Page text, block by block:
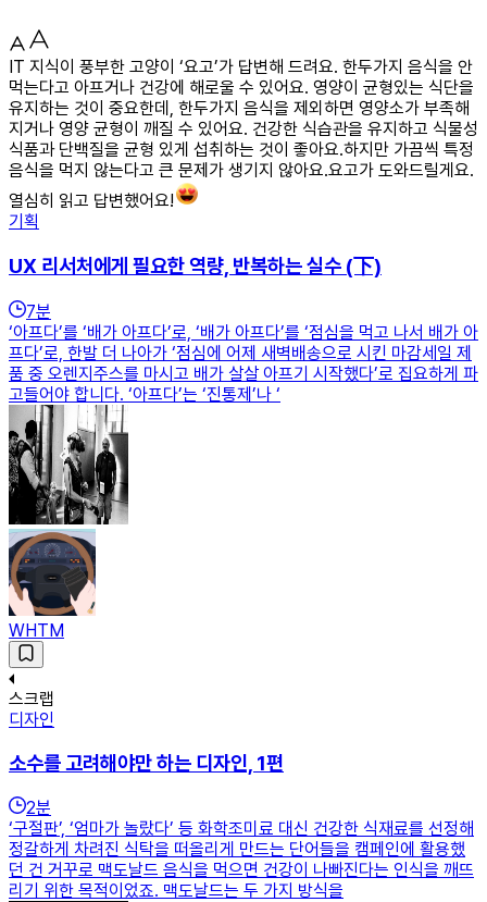
IT 지식이 풍부한 고양이 ‘요고’가 답변해 드려요. 한두가지 음식을 안
먹는다고 아프거나 건강에 해로울 수 있어요. 영양이 균형있는 식단을
유지하는 것이 중요한데, 한두가지 음식을 제외하면 영양소가 부족해
지거나 영양 균형이 깨질 수 있어요. 건강한 식습관을 유지하고 식물성
식품과 단백질을 균형 있게 섭취하는 것이 좋아요.하지만 가끔씩 특정
음식을 먹지 않는다고 큰 문제가 생기지 않아요.요고가 도와드릴게요.
열심히 읽고 답변했어요!
기획
UX 리서처에게 필요한 역량, 반복하는 실수 (下)
7분
‘아프다’를 ‘배가 아프다’로, ‘배가 아프다’를 ‘점심을 먹고 나서 배가 아
프다’로, 한발 더 나아가 ‘점심에 어제 새벽배송으로 시킨 마감세일 제
품 중 오렌지주스를 마시고 배가 살살 아프기 시작했다’로 집요하게 파
고들어야 합니다. ‘아프다’는 ‘진통제’나 ‘
WHTM
스크랩
디자인
소수를 고려해야만 하는 디자인, 1편
2분
‘구절판’, ‘엄마가 놀랐다’ 등 화학조미료 대신 건강한 식재료를 선정해
정갈하게 차려진 식탁을 떠올리게 만드는 단어들을 캠페인에 활용했
던 건 거꾸로 맥도날드 음식을 먹으면 건강이 나빠진다는 인식을 깨뜨
리기 위한 목적이었죠. 맥도날드는 두 가지 방식을